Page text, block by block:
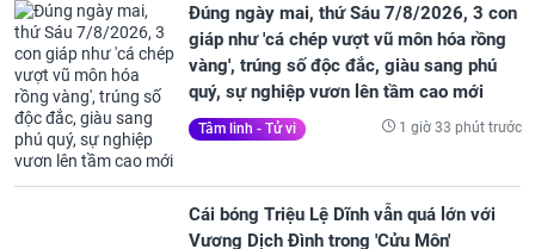
Đúng ngày mai, thứ Sáu 7/8/2026, 3 con
giáp như 'cá chép vượt vũ môn hóa rồng
vàng', trúng số độc đắc, giàu sang phú
quý, sự nghiệp vươn lên tầm cao mới
Tâm linh - Tử vi 1 giờ 33 phút trước
Cái bóng Triệu Lệ Dĩnh vẫn quá lớn với
Vương Dịch Đình trong 'Cửu Môn'